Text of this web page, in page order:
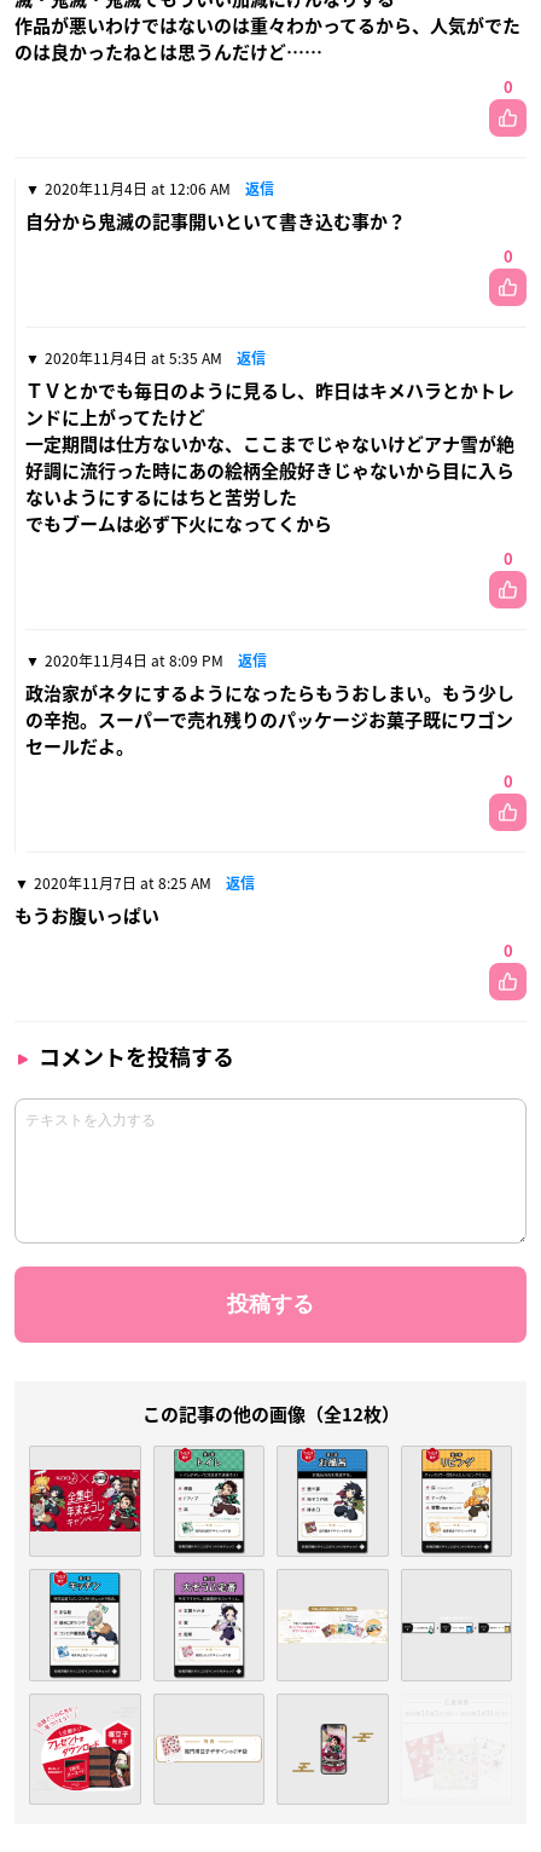
作品が悪いわけではないのは重々わかってるから、人気がでた
のは良かったねとは思うんだけど……
0
2020年11月4日 at 12:06 AM 返信
自分から鬼滅の記事開いといて書き込む事か？
0
2020年11月4日 at 5:35 AM 返信
ＴＶとかでも毎日のように見るし、昨日はキメハラとかトレ
ンドに上がってたけど
一定期間は仕方ないかな、ここまでじゃないけどアナ雪が絶
好調に流行った時にあの絵柄全般好きじゃないから目に入ら
ないようにするにはちと苦労した
でもブームは必ず下火になってくから
0
2020年11月4日 at 8:09 PM 返信
政治家がネタにするようになったらもうおしまい。もう少し
の辛抱。スーパーで売れ残りのパッケージお菓子既にワゴン
セールだよ。
0
2020年11月7日 at 8:25 AM 返信
もうお腹いっぱい
0
コメントを投稿する
この記事の他の画像（全12枚）